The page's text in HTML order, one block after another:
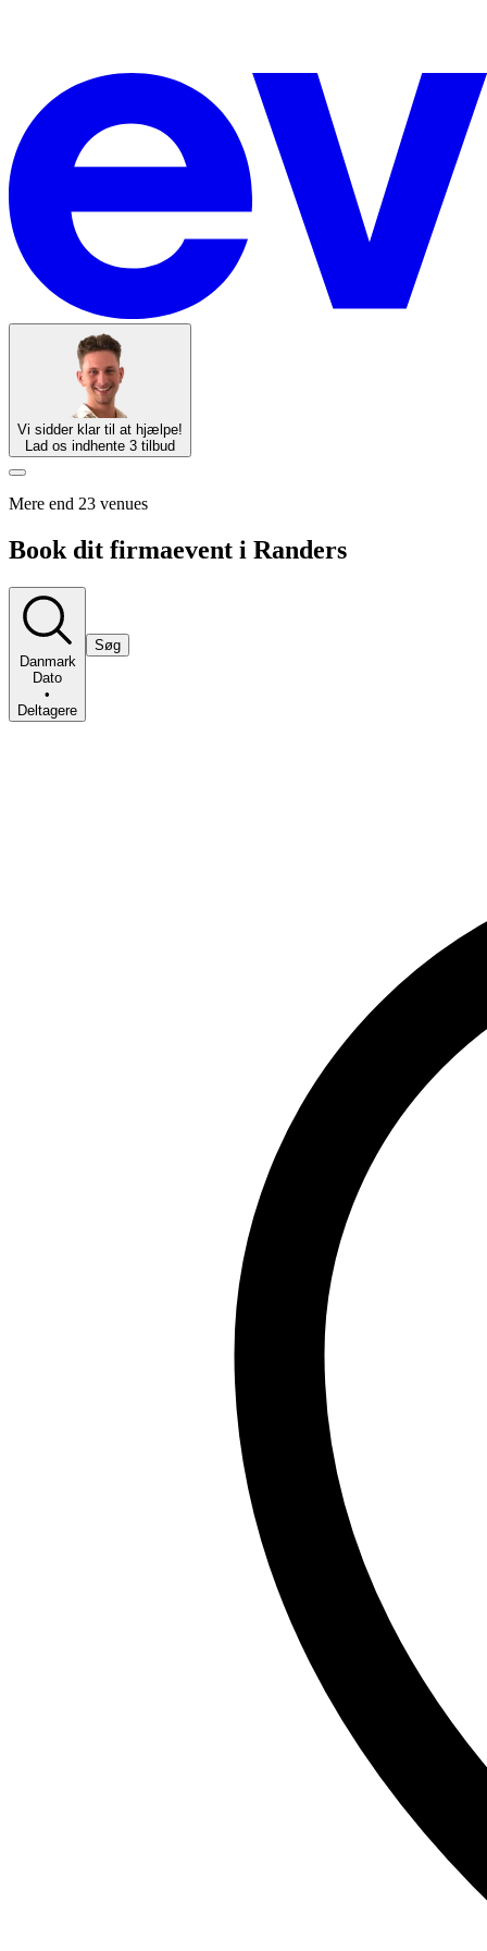
Vi sidder klar til at hjælpe!
Lad os indhente 3 tilbud
Mere end 23 venues
Book dit firmaevent i Randers
Danmark
Dato
•
Deltagere
Søg